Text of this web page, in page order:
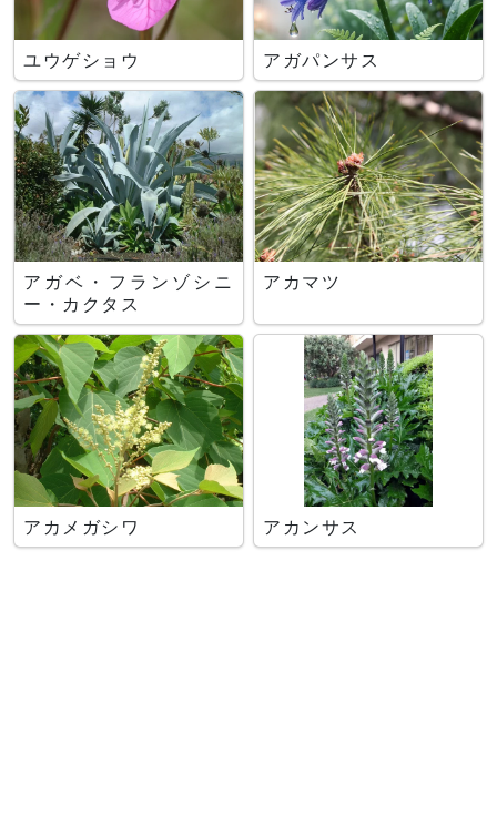
ユウゲショウ アガパンサス
アガベ・フランゾシニ
ー・カクタス
アカマツ
アカメガシワ アカンサス